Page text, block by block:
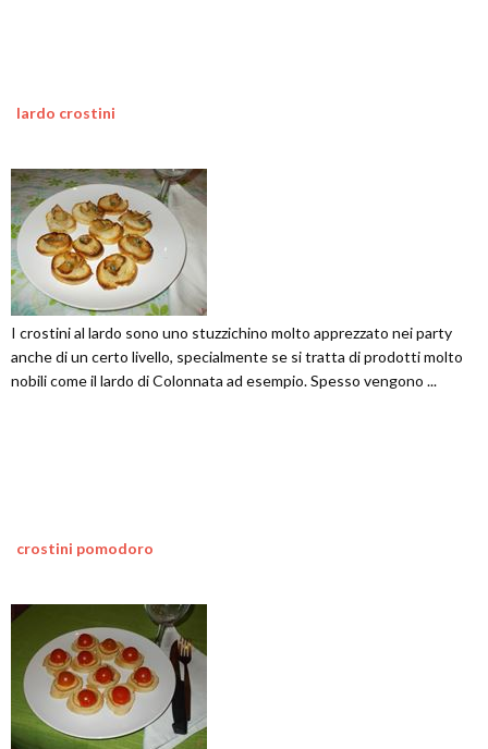
lardo crostini
I crostini al lardo sono uno stuzzichino molto apprezzato nei party
anche di un certo livello, specialmente se si tratta di prodotti molto
nobili come il lardo di Colonnata ad esempio. Spesso vengono ...
crostini pomodoro